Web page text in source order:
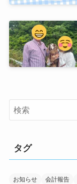
タグ
お知らせ 会計報告